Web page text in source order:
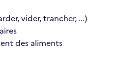
vider, trancher, ...)
des aliments